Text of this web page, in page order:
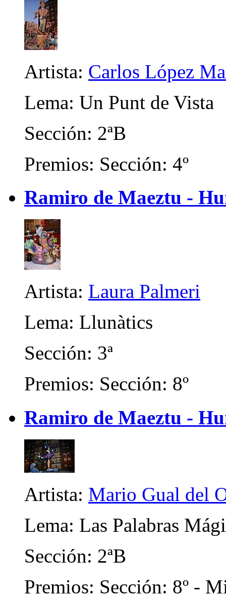
Artista: Carlos López
Lema: Un Punt de Vista
Sección: 2ªB
Premios: Sección: 4º
Ramiro de Maeztu -
Artista: Laura Palmeri
Lema: Llunàtics
Sección: 3ª
Premios: Sección: 8º
Ramiro de Maeztu -
Artista: Mario Gual del
Lema: Las Palabras
Sección: 2ªB
Premios: Sección: 8º -